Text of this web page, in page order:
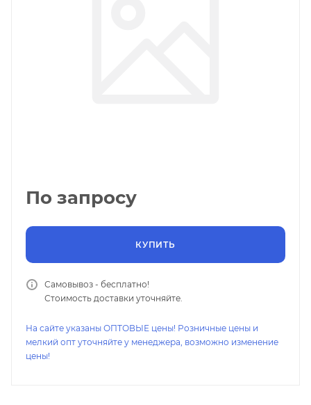
По запросу
КУПИТЬ
Самовывоз - бесплатно!
Стоимость доставки уточняйте.
На сайте указаны ОПТОВЫЕ цены! Розничные цены и
мелкий опт уточняйте у менеджера, возможно изменение
цены!